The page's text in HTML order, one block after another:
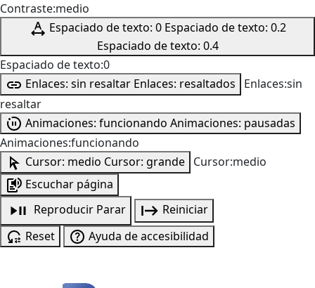
Contraste:medio
Espaciado de texto: 0 Espaciado de texto: 0.2
Espaciado de texto: 0.4
Espaciado de texto:0
Enlaces: sin resaltar Enlaces: resaltados
Enlaces:sin
resaltar
Animaciones: funcionando Animaciones: pausadas
Animaciones:funcionando
Cursor: medio Cursor: grande Cursor:medio
Escuchar página
Reproducir Parar
Reiniciar
Reset
Ayuda de accesibilidad